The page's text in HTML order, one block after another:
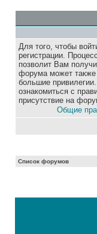
Для того, чтобы
регистрации.
позволит Вам
форума может также
большие
ознакомиться с
присутствие на
Общие
Список форумов